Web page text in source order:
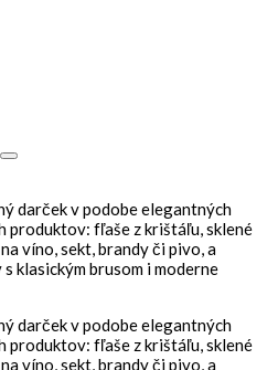
darček v podobe elegantných
produktov: fľaše z krištáľu, sklené
víno, sekt, brandy či pivo, a
klasickým brusom i moderne
darček v podobe elegantných
produktov: fľaše z krištáľu, sklené
víno, sekt, brandy či pivo, a